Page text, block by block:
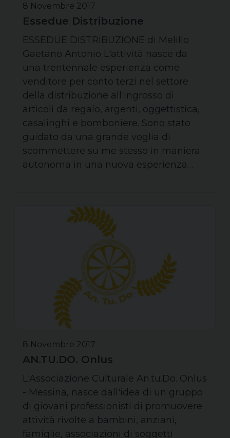
8 Novembre 2017
Essedue Distribuzione
ESSEDUE DISTRIBUZIONE di Melillo
Gaetano Antonio L'attività nasce da
una trentennale esperienza come
venditore per conto terzi nel settore
della distribuzione all'ingrosso di
articoli da regalo, argenti, oggettistica,
casalinghi e bomboniere. Sono stato
guidato da una grande voglia di
scommettere su me stesso in maniera
autonoma in una nuova esperienza…
8 Novembre 2017
AN.TU.DO. Onlus
L'Associazione Culturale An.tu.Do. Onlus
- Messina, nasce dall'idea di un gruppo
di giovani professionisti di promuovere
attività rivolte a bambini, anziani,
famiglie, associazioni di soggetti